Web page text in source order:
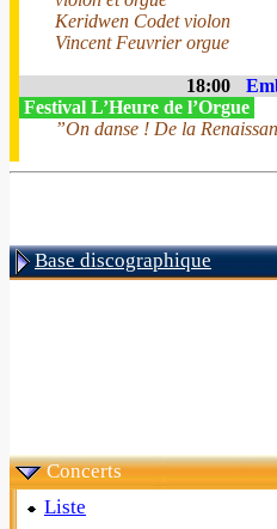
Keridwen Codet violon
Vincent Feuvrier orgue
18:00
Festival L’Heure de l’Orgue
”On danse ! De la
Base discographique
Concerts
Liste